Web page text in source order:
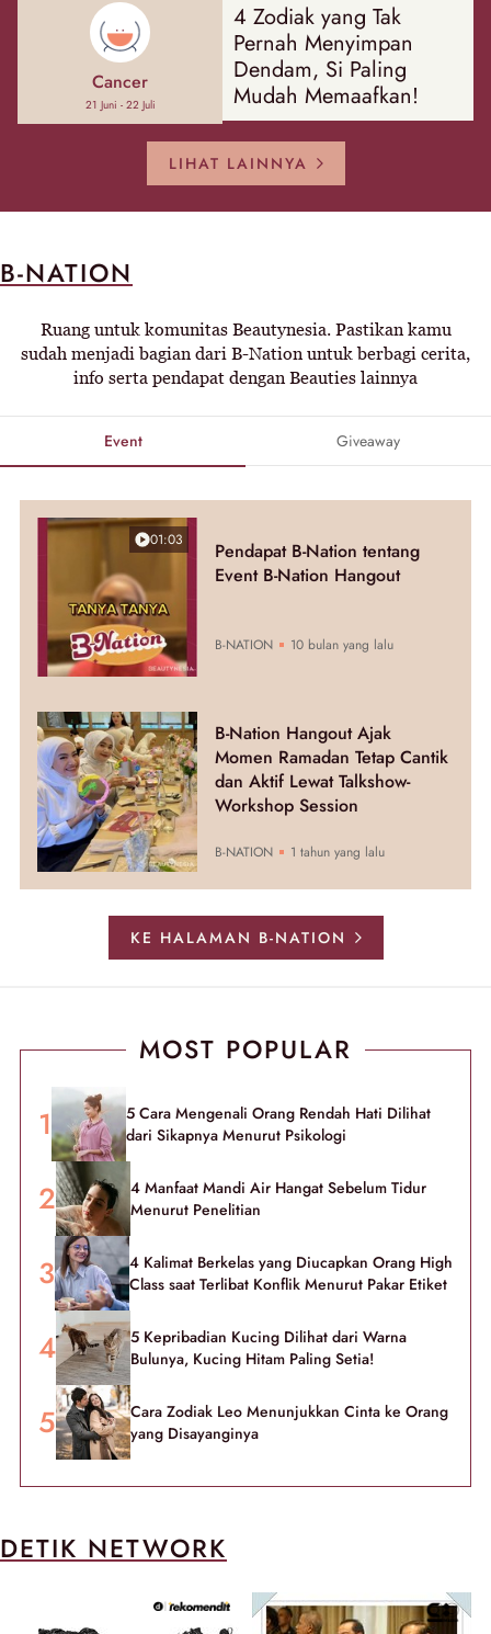
Cancer
21 Juni - 22 Juli
4 Zodiak yang Tak
Pernah Menyimpan
Dendam, Si Paling
Mudah Memaafkan!
LIHAT LAINNYA
B-NATION
Ruang untuk komunitas Beautynesia. Pastikan kamu
sudah menjadi bagian dari B-Nation untuk berbagi cerita,
info serta pendapat dengan Beauties lainnya
Event Giveaway
01:03
Pendapat B-Nation tentang
Event B-Nation Hangout
B-NATION 10 bulan yang lalu
B-Nation Hangout Ajak
Momen Ramadan Tetap Cantik
dan Aktif Lewat Talkshow-
Workshop Session
B-NATION 1 tahun yang lalu
KE HALAMAN B-NATION
MOST POPULAR
5 Cara Mengenali Orang Rendah Hati Dilihat
dari Sikapnya Menurut Psikologi
4 Manfaat Mandi Air Hangat Sebelum Tidur
Menurut Penelitian
4 Kalimat Berkelas yang Diucapkan Orang High
Class saat Terlibat Konflik Menurut Pakar Etiket
5 Kepribadian Kucing Dilihat dari Warna
Bulunya, Kucing Hitam Paling Setia!
Cara Zodiak Leo Menunjukkan Cinta ke Orang
yang Disayanginya
DETIK NETWORK